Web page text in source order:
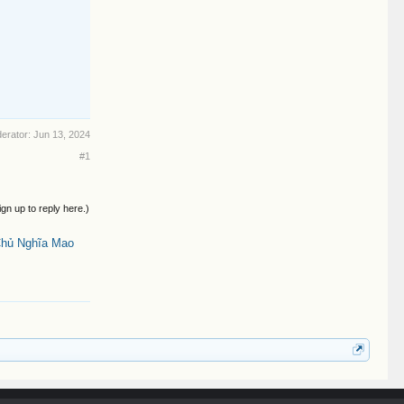
Jun 13, 2024
#1
up to reply here.)
Nghĩa Mao